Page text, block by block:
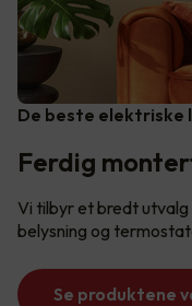
De beste elektriske
Ferdig
Vi tilbyr et bredt
belysning og
Se produktene